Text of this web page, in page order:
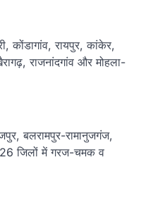
कोंडागांव, रायपुर, कांकेर,
राजनांदगांव और मोहला-
बलरामपुर-रामानुजगंज,
जिलों में गरज-चमक व